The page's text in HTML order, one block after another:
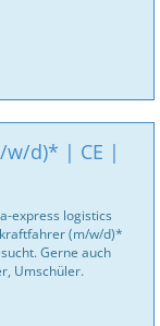
w/d)* | CE |
express logistics
(m/w/d)*
Gerne auch
Umschüler.